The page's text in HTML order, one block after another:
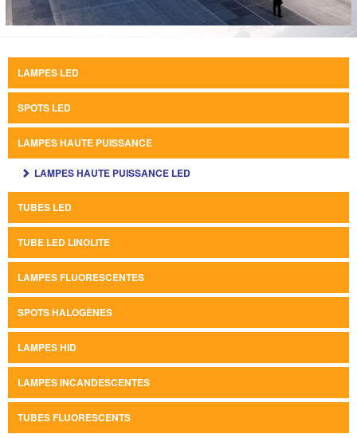
LAMPES LED
SPOTS LED
LAMPES HAUTE PUISSANCE
LAMPES HAUTE PUISSANCE LED
TUBES LED
TUBE LED LINOLITE
LAMPES FLUORESCENTES
SPOTS HALOGÈNES
LAMPES HID
LAMPES INCANDESCENTES
TUBES FLUORESCENTS